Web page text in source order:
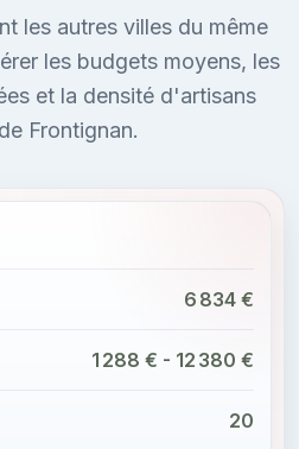
les autres villes du même
les budgets moyens, les
et la densité d'artisans
Frontignan.
6 834 €
1 288 € - 12 380 €
20